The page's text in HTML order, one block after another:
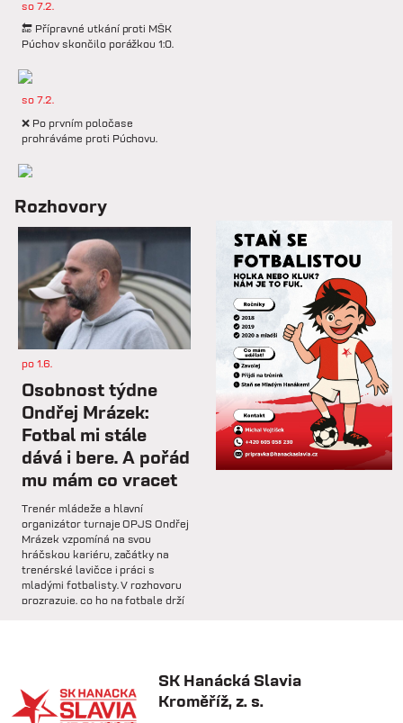
so 7.2.
🔚 Přípravné utkání proti MŠK
Púchov skončilo porážkou 1:0.
so 7.2.
❌ Po prvním poločase
prohráváme proti Púchovu.
📋 Proti Púchovu nastoupíme v
této základní sestavě.
so 7.2.
⚽️ DNES HRAJÍ HANÁCI 🔴⚪️V
dalším přípravném utkání...
st 4.2.
Hlavní trenér Lukáš Kříž v
rozhovoru hodnotí dosavadní
průběh zimní...
so 31.1.
🅱️ Prohra proti rezervě Gorniku
Zabrze.
so 31.1.
🅱️ DNES HRAJÍ HANÁCI 🔴⚪️Dnes
🏆 VÍTĚZOVÉ ZIMNÍ TIPSPORT
LIGY! 🏆SK Hanácká Slavia
Rozhovory
po 1.6.
Osobnost týdne
Ondřej Mrázek:
Fotbal mi stále
dává i bere. A pořád
mu mám co vracet
Trenér mládeže a hlavní
organizátor turnaje OPJS Ondřej
Mrázek vzpomíná na svou
hráčskou kariéru, začátky na
trenérské lavičce i práci s
mladými fotbalisty. V rozhovoru
prozrazuje, co ho na fotbale drží
SK Hanácká Slavia
Kroměříž, z. s.